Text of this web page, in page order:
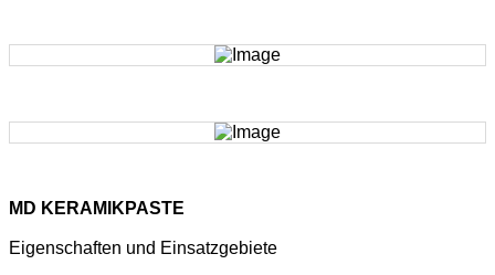
MD KERAMIKPASTE
Eigenschaften und Einsatzgebiete